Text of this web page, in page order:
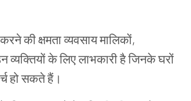
की क्षमता व्यवसाय मालिकों,
व्यक्तियों के लिए लाभकारी है जिनके घरों
हो सकते हैं।